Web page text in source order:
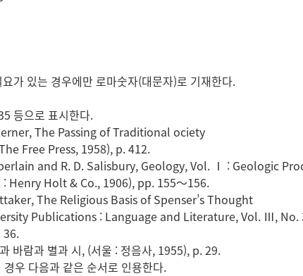
가 있는 경우에만 로마숫자(대문자)로 기재한다.
등으로 표시한다.
The Passing of Traditional ociety
Free Press, 1958), p. 412.
and R. D. Salisbury, Geology, Vol. Ⅰ : Geologic
Henry Holt & Co., 1906), pp. 155～156.
The Religious Basis of Spenser’s Thought
Publications : Language and Literature, Vol. Ⅲ,
36.
바람과 별과 시, (서울 : 정음사, 1955), p. 29.
우 다음과 같은 순서로 인용한다.